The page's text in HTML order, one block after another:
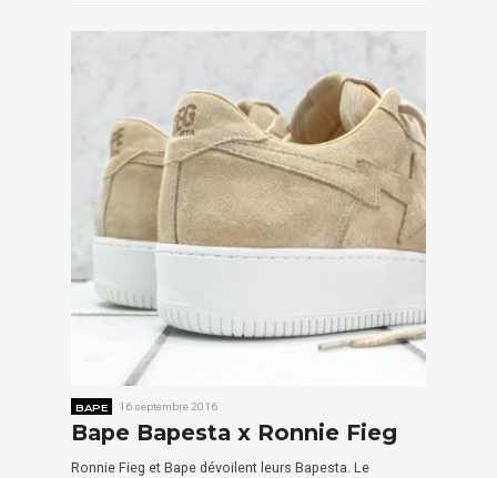
BAPE 16 septembre 2016
Bape Bapesta x Ronnie Fieg
Ronnie Fieg et Bape dévoilent leurs Bapesta. Le